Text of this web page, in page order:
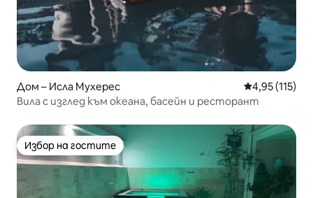
Дом – Исла Мухерес Средна
4,95 (115)
Вила с изглед към океана, басейн и ресторант
Избор на гостите
Избор на гостите